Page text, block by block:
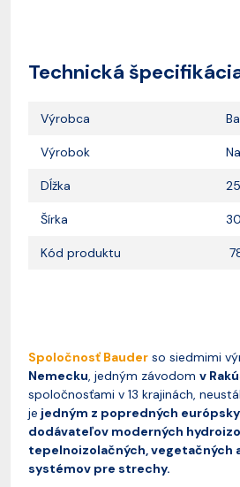
Technická
Výrobca
Výrobok
Dĺžka
Šírka
Kód produktu
Spoločnosť Bauder so siedmimi
Nemecku, jedným závodom v
spoločnosťami v 13 krajinách,
je jedným z popredných
dodávateľov moderných
tepelnoizolačných, vegetačných
systémov pre strechy.